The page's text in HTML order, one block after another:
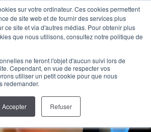
sur votre ordinateur. Ces cookies permettent
de site web et de fournir des services plus
ce site et via d'autres médias. Pour obtenir plus
que nous utilisons, consultez notre politique de
ne feront l'objet d'aucun suivi lors de
Cependant, en vue de respecter vos
utiliser un petit cookie pour que nous
redemander.
Accepter Refuser
LinkedIn
page
in
new
YouTube
page
in
new
et cas
MCE
nos actualités à travers